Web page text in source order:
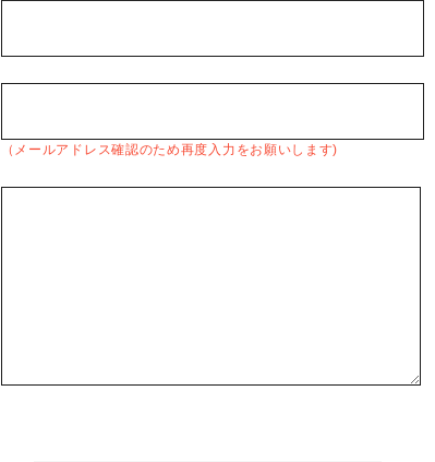
（メールアドレス確認のため再度入力をお願いします)